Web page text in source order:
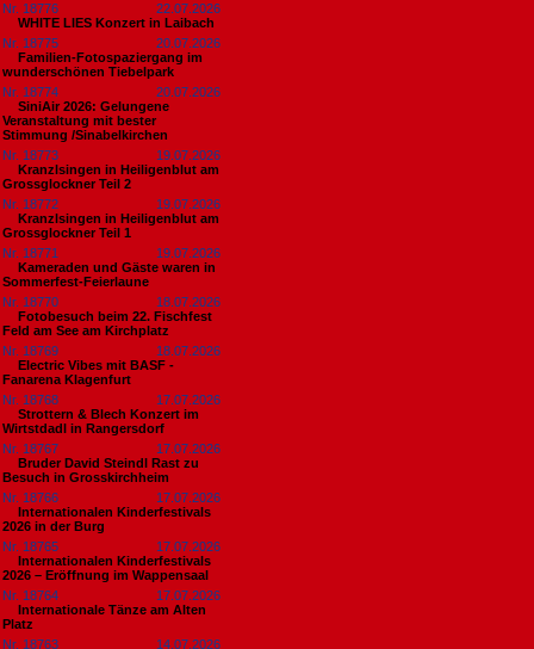
Nr. 18776
22.07.2026
WHITE LIES Konzert in Laibach
Nr. 18775
20.07.2026
Familien-Fotospaziergang im
wunderschönen Tiebelpark
Nr. 18774
20.07.2026
SiniAir 2026: Gelungene
Veranstaltung mit bester
Stimmung /Sinabelkirchen
Nr. 18773
19.07.2026
Kranzlsingen in Heiligenblut am
Grossglockner Teil 2
Nr. 18772
19.07.2026
Kranzlsingen in Heiligenblut am
Grossglockner Teil 1
Nr. 18771
19.07.2026
Kameraden und Gäste waren in
Sommerfest-Feierlaune
Nr. 18770
18.07.2026
Fotobesuch beim 22. Fischfest
Feld am See am Kirchplatz
Nr. 18769
18.07.2026
Electric Vibes mit BASF -
Fanarena Klagenfurt
Nr. 18768
17.07.2026
Strottern & Blech Konzert im
Wirtstdadl in Rangersdorf
Nr. 18767
17.07.2026
Bruder David Steindl Rast zu
Besuch in Grosskirchheim
Nr. 18766
17.07.2026
Internationalen Kinderfestivals
2026 in der Burg
Nr. 18765
17.07.2026
Internationalen Kinderfestivals
2026 – Eröffnung im Wappensaal
Nr. 18764
17.07.2026
Internationale Tänze am Alten
Platz
Nr. 18763
14.07.2026